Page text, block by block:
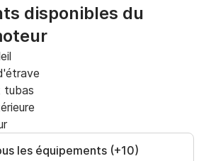
à Maiori, Minori, Amalfi,
Positano.
de location, serviettes de plage
prix :
150 euros (obligatoire)
de la consommation et de la
disponibles du
tubas
les équipements (+10)